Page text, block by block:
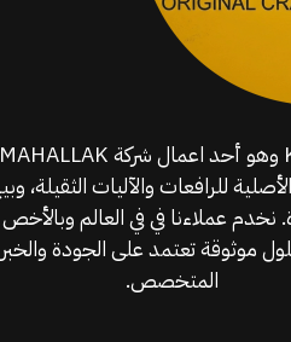
للرافعات والآليات الثقيلة،
نخدم عملاءنا في في العالم
موثوقة تعتمد على الجودة
المتخصص.